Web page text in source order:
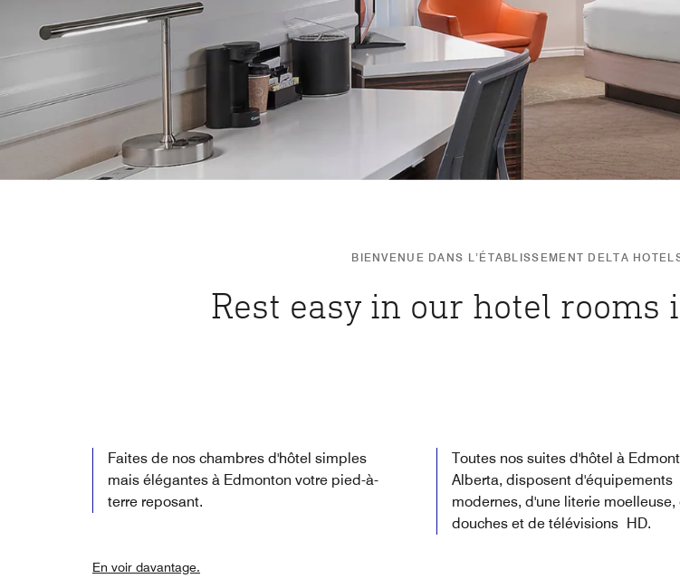
BIENVENUE DANS L’ÉTABLISSEMENT DELTA
Rest easy in our hotel rooms
Faites de nos chambres d'hôtel simples
mais élégantes à Edmonton votre pied-à-
terre reposant.
Toutes nos suites d'hôtel à
Alberta, disposent d'équipements
modernes, d'une literie moelleuse,
douches et de télévisions HD.
En voir davantage.